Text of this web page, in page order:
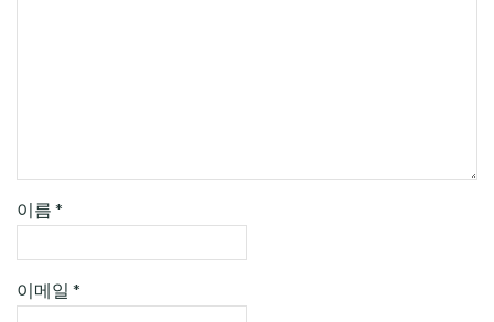
이름 *
이메일 *